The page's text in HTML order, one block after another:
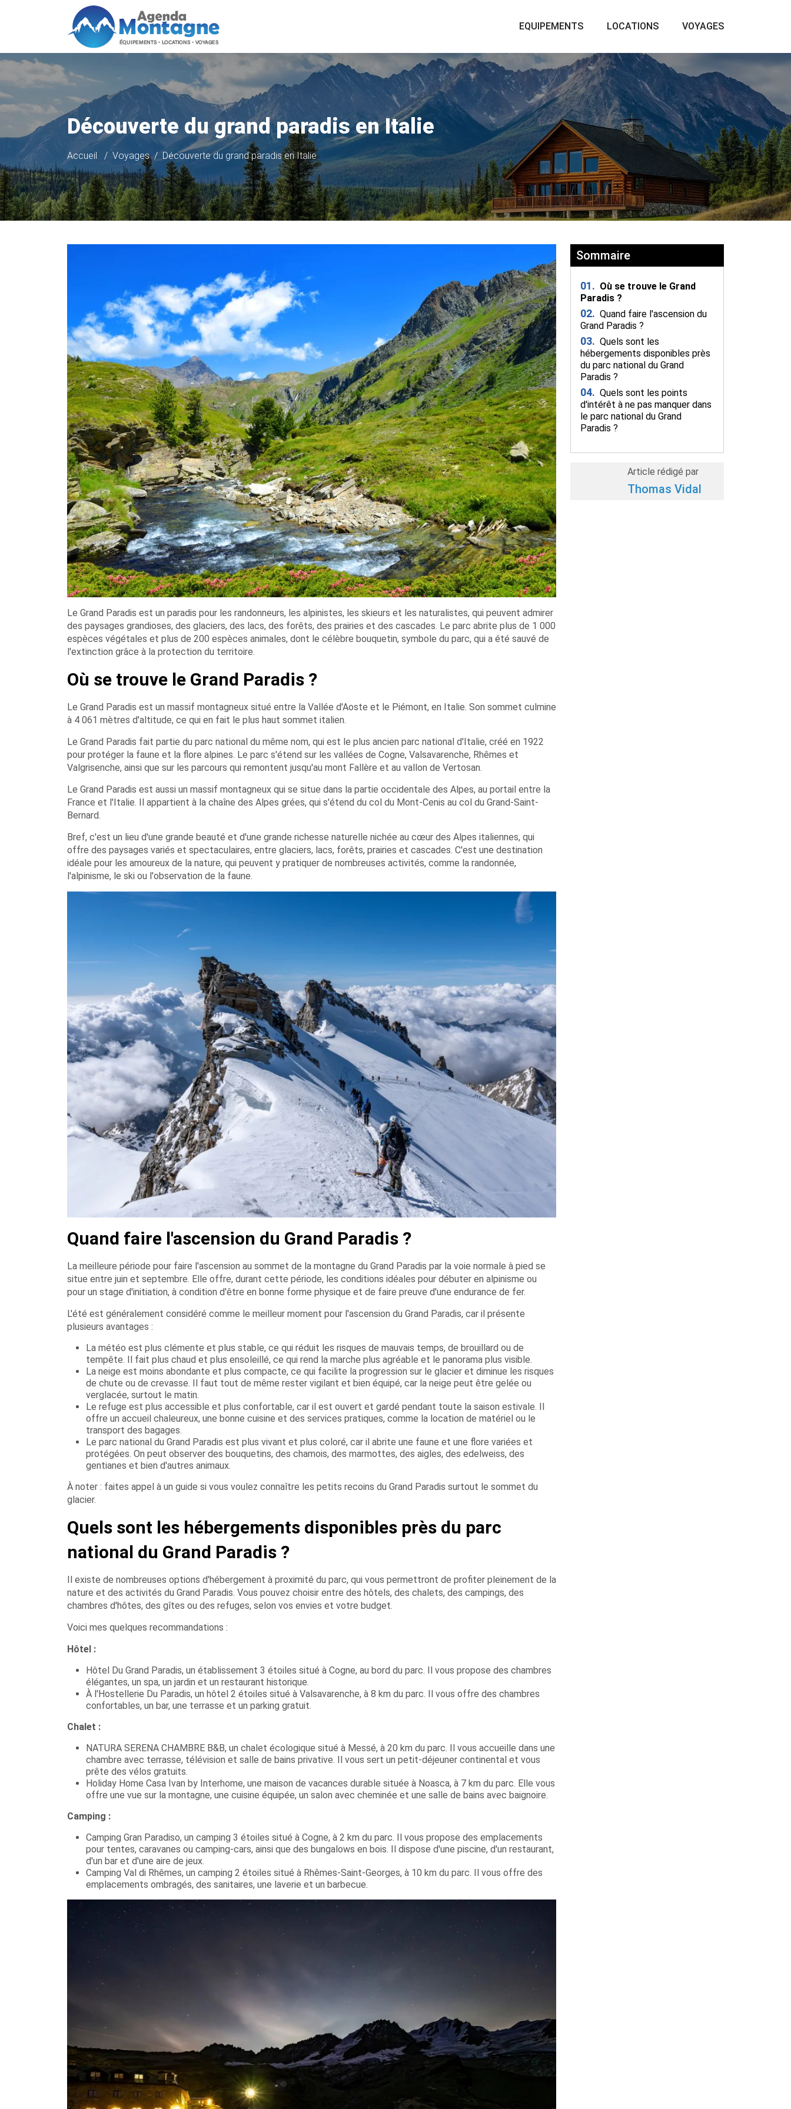
EQUIPEMENTS LOCATIONS VOYAGES
Découverte du grand paradis en Italie
Accueil Voyages Découverte du grand paradis en Italie
Le Grand Paradis est un paradis pour les randonneurs, les alpinistes, les skieurs et les naturalistes, qui peuvent admirer
des paysages grandioses, des glaciers, des lacs, des forêts, des prairies et des cascades. Le parc abrite plus de 1 000
espèces végétales et plus de 200 espèces animales, dont le célèbre bouquetin, symbole du parc, qui a été sauvé de
l'extinction grâce à la protection du territoire.
Où se trouve le Grand Paradis ?
Le Grand Paradis est un massif montagneux situé entre la Vallée d'Aoste et le Piémont, en Italie. Son sommet culmine
à 4 061 mètres d'altitude, ce qui en fait le plus haut sommet italien.
Le Grand Paradis fait partie du parc national du même nom, qui est le plus ancien parc national d'Italie, créé en 1922
pour protéger la faune et la flore alpines. Le parc s'étend sur les vallées de Cogne, Valsavarenche, Rhêmes et
Valgrisenche, ainsi que sur les parcours qui remontent jusqu'au mont Fallère et au vallon de Vertosan.
Le Grand Paradis est aussi un massif montagneux qui se situe dans la partie occidentale des Alpes, au portail entre la
France et l'Italie. Il appartient à la chaîne des Alpes grées, qui s'étend du col du Mont-Cenis au col du Grand-Saint-
Bernard.
Bref, c'est un lieu d'une grande beauté et d'une grande richesse naturelle nichée au cœur des Alpes italiennes, qui
offre des paysages variés et spectaculaires, entre glaciers, lacs, forêts, prairies et cascades. C'est une destination
idéale pour les amoureux de la nature, qui peuvent y pratiquer de nombreuses activités, comme la randonnée,
l'alpinisme, le ski ou l'observation de la faune.
Quand faire l'ascension du Grand Paradis ?
La meilleure période pour faire l'ascension au sommet de la montagne du Grand Paradis par la voie normale à pied se
situe entre juin et septembre. Elle offre, durant cette période, les conditions idéales pour débuter en alpinisme ou
pour un stage d'initiation, à condition d'être en bonne forme physique et de faire preuve d'une endurance de fer.
L'été est généralement considéré comme le meilleur moment pour l'ascension du Grand Paradis, car il présente
plusieurs avantages :
La météo est plus clémente et plus stable, ce qui réduit les risques de mauvais temps, de brouillard ou de
tempête. Il fait plus chaud et plus ensoleillé, ce qui rend la marche plus agréable et le panorama plus visible.
La neige est moins abondante et plus compacte, ce qui facilite la progression sur le glacier et diminue les risques
de chute ou de crevasse. Il faut tout de même rester vigilant et bien équipé, car la neige peut être gelée ou
verglacée, surtout le matin.
Le refuge est plus accessible et plus confortable, car il est ouvert et gardé pendant toute la saison estivale. Il
offre un accueil chaleureux, une bonne cuisine et des services pratiques, comme la location de matériel ou le
transport des bagages.
Le parc national du Grand Paradis est plus vivant et plus coloré, car il abrite une faune et une flore variées et
protégées. On peut observer des bouquetins, des chamois, des marmottes, des aigles, des edelweiss, des
gentianes et bien d'autres animaux.
À noter : faites appel à un guide si vous voulez connaître les petits recoins du Grand Paradis surtout le sommet du
glacier.
Quels sont les hébergements disponibles près du parc
national du Grand Paradis ?
Il existe de nombreuses options d'hébergement à proximité du parc, qui vous permettront de profiter pleinement de la
nature et des activités du Grand Paradis. Vous pouvez choisir entre des hôtels, des chalets, des campings, des
chambres d'hôtes, des gîtes ou des refuges, selon vos envies et votre budget.
Voici mes quelques recommandations :
Hôtel :
Hôtel Du Grand Paradis, un établissement 3 étoiles situé à Cogne, au bord du parc. Il vous propose des chambres
élégantes, un spa, un jardin et un restaurant historique.
À l'Hostellerie Du Paradis, un hôtel 2 étoiles situé à Valsavarenche, à 8 km du parc. Il vous offre des chambres
confortables, un bar, une terrasse et un parking gratuit.
Chalet :
NATURA SERENA CHAMBRE B&B, un chalet écologique situé à Messé, à 20 km du parc. Il vous accueille dans une
chambre avec terrasse, télévision et salle de bains privative. Il vous sert un petit-déjeuner continental et vous
prête des vélos gratuits.
Holiday Home Casa Ivan by Interhome, une maison de vacances durable située à Noasca, à 7 km du parc. Elle vous
offre une vue sur la montagne, une cuisine équipée, un salon avec cheminée et une salle de bains avec baignoire.
Camping :
Camping Gran Paradiso, un camping 3 étoiles situé à Cogne, à 2 km du parc. Il vous propose des emplacements
pour tentes, caravanes ou camping-cars, ainsi que des bungalows en bois. Il dispose d'une piscine, d'un restaurant,
d'un bar et d'une aire de jeux.
Camping Val di Rhêmes, un camping 2 étoiles situé à Rhêmes-Saint-Georges, à 10 km du parc. Il vous offre des
emplacements ombragés, des sanitaires, une laverie et un barbecue.
Sommaire
01. Où se trouve le Grand
Paradis ?
02. Quand faire l'ascension du
Grand Paradis ?
03. Quels sont les
hébergements disponibles près
du parc national du Grand
Paradis ?
04. Quels sont les points
d'intérêt à ne pas manquer dans
le parc national du Grand
Paradis ?
Article rédigé par
Thomas Vidal